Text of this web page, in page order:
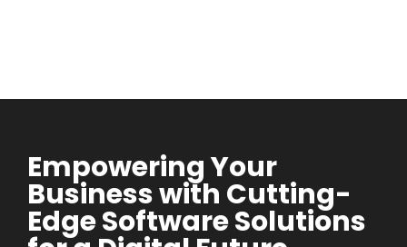
Empowering Your
Business with Cutting-
Edge Software Solutions